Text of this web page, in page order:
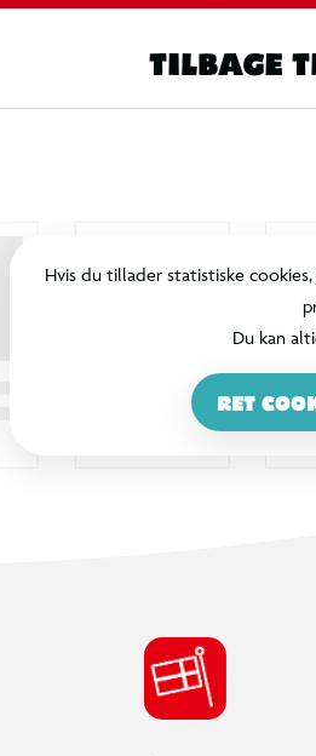
TILBAGE
Hvis du tillader statistiske
Du kan
RET